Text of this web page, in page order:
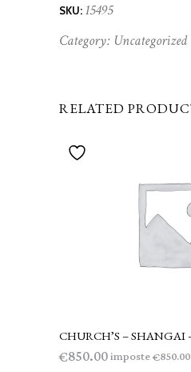
SKU: 15495
Category: Uncategorized
RELATED
AGGIUNGI AL
CHURCH’S – SHANGAI
€850.00imposte€850.00